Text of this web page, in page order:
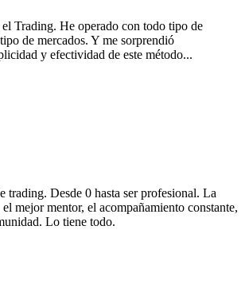
Trading. He operado con todo tipo de
de mercados. Y me sorprendió
y efectividad de este método...
trading. Desde 0 hasta ser profesional. La
mejor mentor, el acompañamiento constante,
Lo tiene todo.